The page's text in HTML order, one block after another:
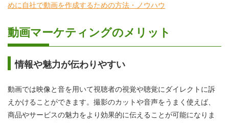
めに自社で動画を作成するための方法・ノウハウ
動画マーケティングのメリット
情報や魅力が伝わりやすい
動画では映像と音を用いて視聴者の視覚や聴覚にダイレクトに訴
えかけることができます。撮影のカットや音声をうまく使えば、
商品やサービスの魅力をより効果的に伝えることが可能になりま